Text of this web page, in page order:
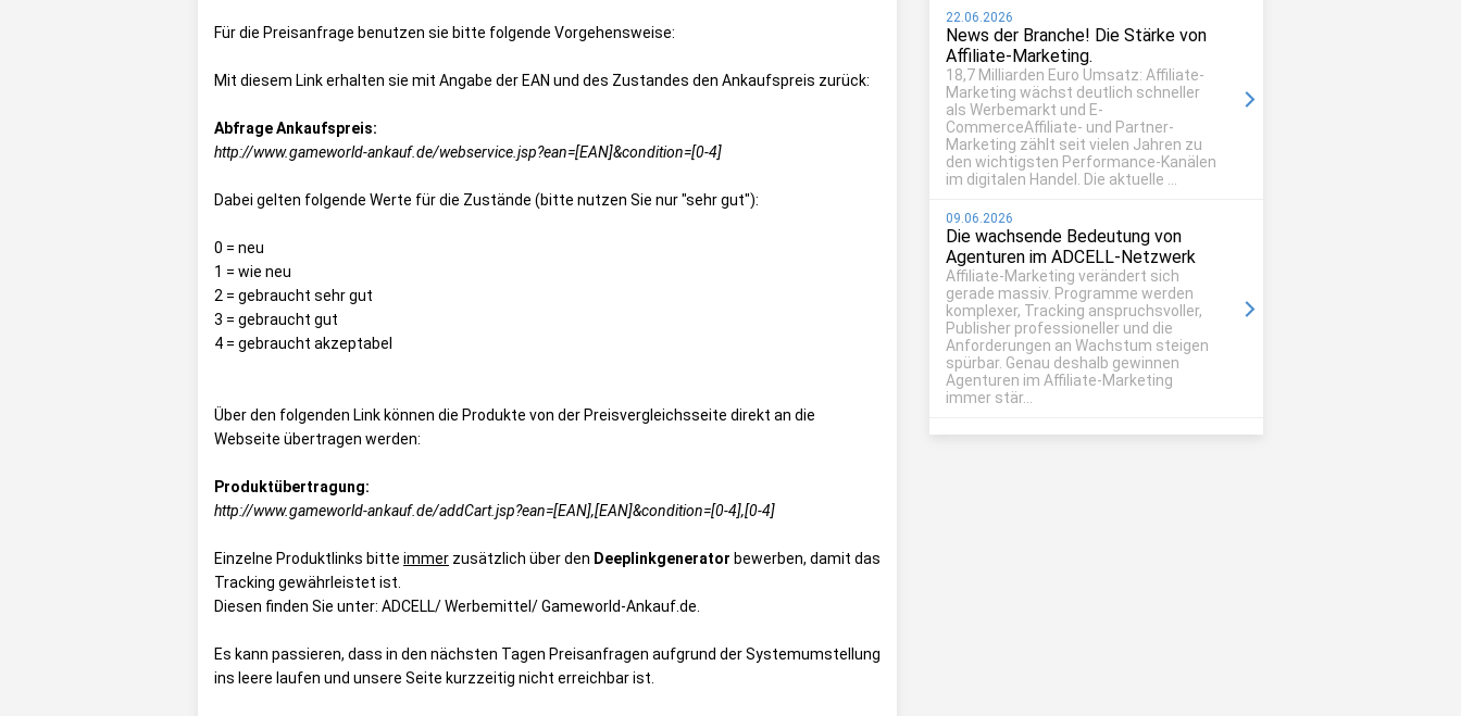
Für die Preisanfrage benutzen sie bitte folgende Vorgehensweise:
Mit diesem Link erhalten sie mit Angabe der EAN und des Zustandes den Ankaufspreis zurück:
Abfrage Ankaufspreis:
http://www.gameworld-ankauf.de/webservice.jsp?ean=[EAN]&condition=[0-4]
Dabei gelten folgende Werte für die Zustände (bitte nutzen Sie nur "sehr gut"):
0 = neu
1 = wie neu
2 = gebraucht sehr gut
3 = gebraucht gut
4 = gebraucht akzeptabel
Über den folgenden Link können die Produkte von der Preisvergleichsseite direkt an die
Webseite übertragen werden:
Produktübertragung:
http://www.gameworld-ankauf.de/addCart.jsp?ean=[EAN],[EAN]&condition=[0-4],[0-4]
Einzelne Produktlinks bitte immer zusätzlich über den Deeplinkgenerator bewerben, damit das
Tracking gewährleistet ist.
Diesen finden Sie unter: ADCELL/ Werbemittel/ Gameworld-Ankauf.de
Es kann passieren, dass in den nächsten Tagen Preisanfragen aufgrund der Systemumstellung
ins leere laufen und unsere Seite kurzzeitig nicht erreichbar ist.
22.06.2026
News der Branche! Die Stärke von
Affiliate-Marketing.
18,7 Milliarden Euro Umsatz: Affiliate-
Marketing wächst deutlich schneller
als Werbemarkt und E-
CommerceAffiliate- und Partner-
Marketing zählt seit vielen Jahren zu
den wichtigsten Performance-Kanälen
im digitalen Handel. Die aktuelle ...
09.06.2026
Die wachsende Bedeutung von
Agenturen im ADCELL-Netzwerk
Affiliate-Marketing verändert sich
gerade massiv. Programme werden
komplexer, Tracking anspruchsvoller,
Publisher professioneller und die
Anforderungen an Wachstum steigen
spürbar. Genau deshalb gewinnen
Agenturen im Affiliate-Marketing
immer stär...